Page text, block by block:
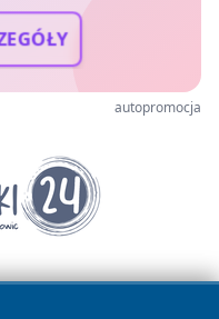
autopromocja